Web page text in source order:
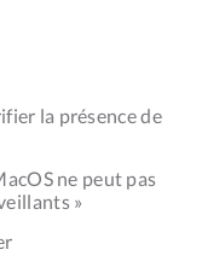
la présence de
ne peut pas
»